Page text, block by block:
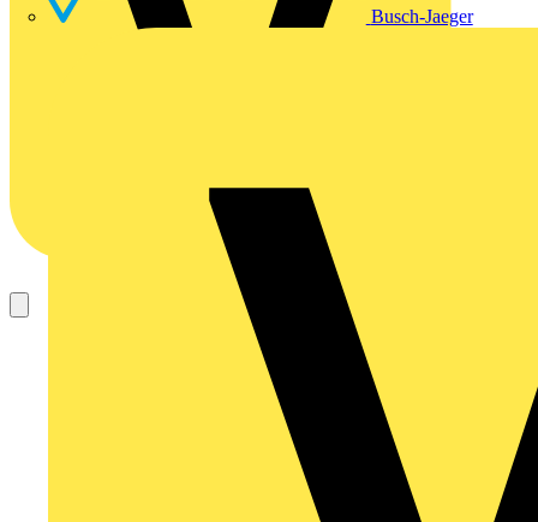
Busch-Jaeger